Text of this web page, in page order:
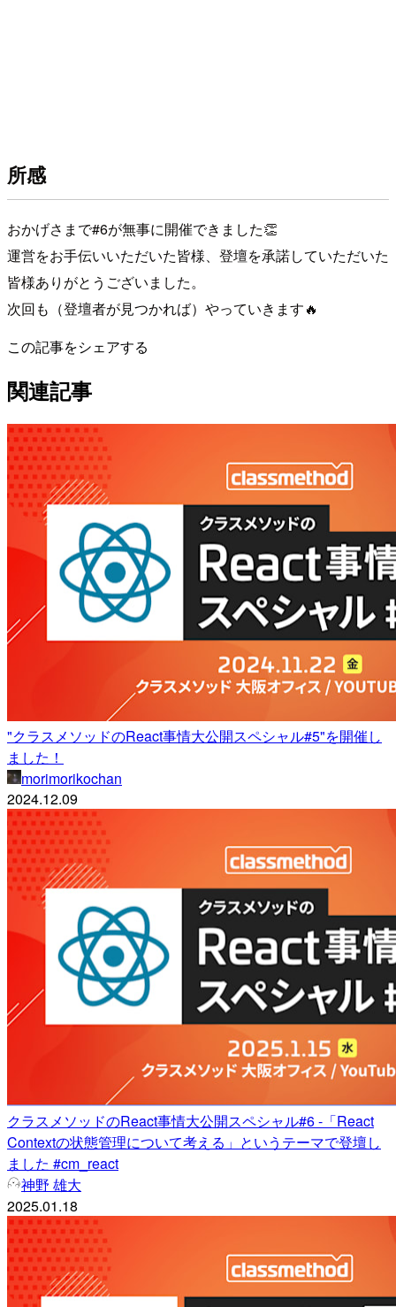
所感
おかげさまで#6が無事に開催できました👏
運営をお手伝いいただいた皆様、登壇を承諾していただいた
皆様ありがとうございました。
次回も（登壇者が見つかれば）やっていきます🔥
この記事をシェアする
関連記事
"クラスメソッドのReact事情大公開スペシャル#5"を開催し
ました！
morimorikochan
2024.12.09
クラスメソッドのReact事情大公開スペシャル#6 -「React
Contextの状態管理について考える」というテーマで登壇し
ました #cm_react
神野 雄大
2025.01.18